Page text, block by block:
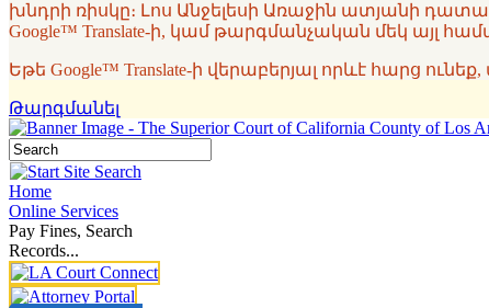
խնդրի ռիսկը։ Լոս Անջելեսի Առաջին ատյանի
Google™ Translate-ի, կամ թարգմանչական մեկ այլ
Եթե Google™ Translate-ի վերաբերյալ որևէ հարց
Թարգմանել
Home
Online Services
Pay Fines, Search
Records...